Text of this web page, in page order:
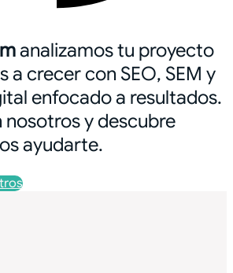
analizamos tu proyecto
a crecer con SEO, SEM y
enfocado a resultados.
y descubre
ayudarte.